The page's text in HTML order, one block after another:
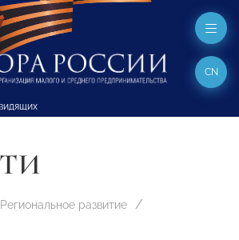
CN
Региональное развитие